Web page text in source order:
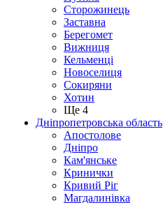
Сторожинець
Заставна
Берегомет
Вижниця
Кельменці
Новоселиця
Сокиряни
Хотин
Ще 4
Дніпропетровська область
Апостолове
Дніпро
Кам'янське
Кринички
Кривий Ріг
Магдалинівка